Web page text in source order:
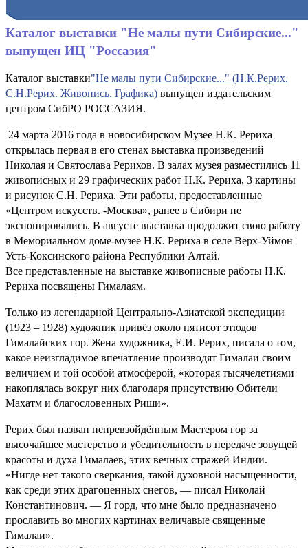
Каталог выставки "Не малы пути Сибирские..."
выпущен ИЦ "Россазия"
Каталог выставки"Не малы пути Сибирские..." (Н.К.Рерих.
С.Н.Рерих. Живопись. Графика) выпущен издательским
центром СибРО РОССАЗИЯ.
24 марта 2016 года в новосибирском Музее Н.К. Рериха
открылась первая в его стенах выставка произведений
Николая и Святослава Рерихов. В залах музея разместились 11
живописных и 29 графических работ Н.К. Рериха, 3 картины
и рисунок С.Н. Рериха. Эти работы, предоставленные
«Центром искусств. ‑Москва», ранее в Сибири не
экспонировались. В августе выставка продолжит свою работу
в Мемориальном доме-музее Н.К. Рериха в селе Верх-Уймон
Усть-Коксинского района Республики Алтай.
Все представленные на выставке живописные работы Н.К.
Рериха посвящены Гималаям.
Только из легендарной Центрально-Азиатской экспедиции
(1923 – 1928) художник привёз около пятисот этюдов
Гималайских гор. Жена художника, Е.И. Рерих, писала о том,
какое неизгладимое впечатление производят Гималаи своим
величием и той особой атмосферой, «которая тысячелетиями
накоплялась вокруг них благодаря присутствию Обители
Махатм и благословенных Риши».
Рерих был назван непревзойдённым Мастером гор за
высочайшее мастерство и убедительность в передаче зовущей
красоты и духа Гималаев, этих вечных стражей Индии.
«Нигде нет такого сверкания, такой духовной насыщенности,
как среди этих драгоценных снегов, — писал Николай
Константинович. — Я горд, что мне было предназначено
прославить во многих картинах величавые священные
Гималаи».